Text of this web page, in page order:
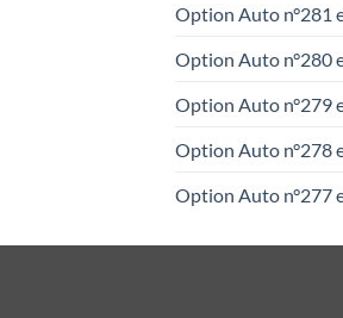
Option Auto n°281
Option Auto n°280
Option Auto n°279
Option Auto n°278
Option Auto n°277